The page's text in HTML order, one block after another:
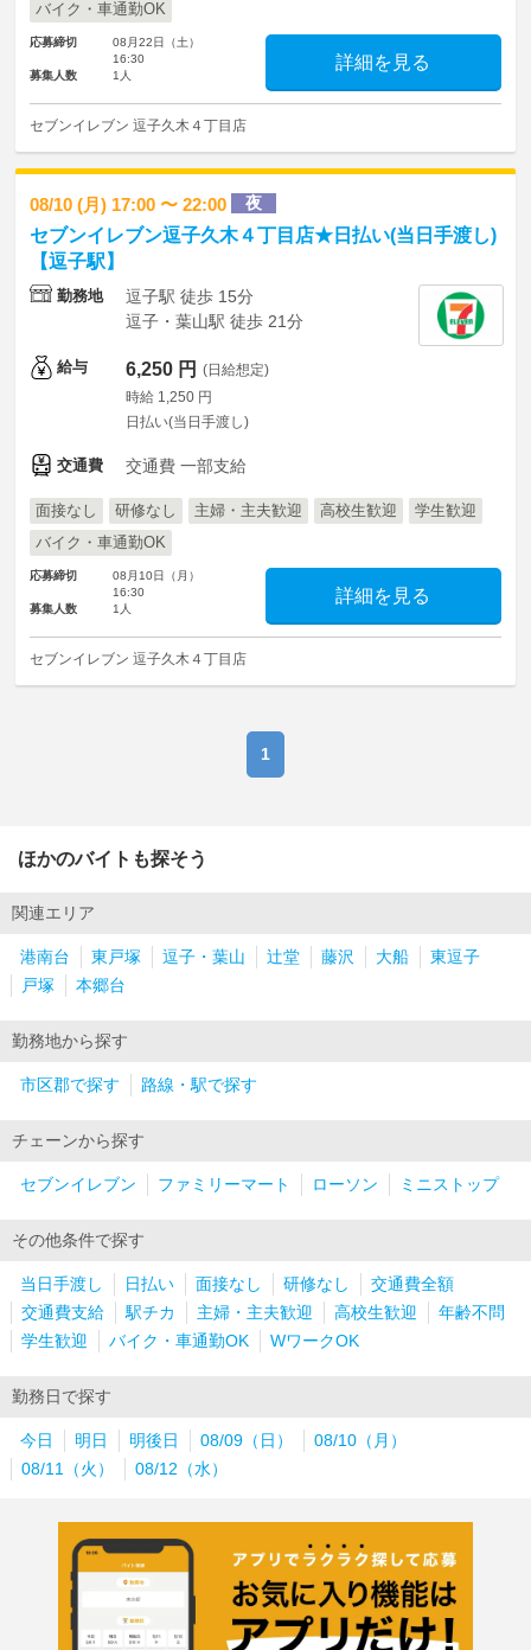
バイク・車通勤OK
応募締切
08月22日（土）
16:30
募集人数
1人
詳細を見る
セブンイレブン 逗子久木４丁目店
08/10 (月) 17:00 〜 22:00 夜
セブンイレブン逗子久木４丁目店★日払い(当日手渡し)
【逗子駅】
勤務地
逗子駅 徒歩 15分
逗子・葉山駅 徒歩 21分
給与 6,250 円 (日給想定)
時給 1,250 円
日払い(当日手渡し)
交通費 交通費 一部支給
面接なし 研修なし 主婦・主夫歓迎 高校生歓迎
学生歓迎
バイク・車通勤OK
応募締切
08月10日（月）
16:30
募集人数
1人
詳細を見る
セブンイレブン 逗子久木４丁目店
1
ほかのバイトも探そう
関連エリア
港南台 東戸塚 逗子・葉山 辻堂 藤沢 大船
東逗子
戸塚
本郷台
勤務地から探す
市区郡で探す 路線・駅で探す
チェーンから探す
セブンイレブン ファミリーマート ローソン ミニストップ
その他条件で探す
当日手渡し 日払い 面接なし 研修なし
交通費全額
交通費支給
駅チカ 主婦・主夫歓迎 高校生歓迎
年齢不問
学生歓迎
バイク・車通勤OK WワークOK
勤務日で探す
今日 明日 明後日 08/09（日）
08/10（月）
08/11（火）
08/12（水）